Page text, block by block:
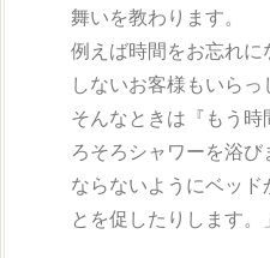
舞いを教わります。
例えば時間をお忘れ
しないお客様もいらっ
そんなときは『もう
ろそろシャワーを浴
ならないようにベッ
とを促したりします。」